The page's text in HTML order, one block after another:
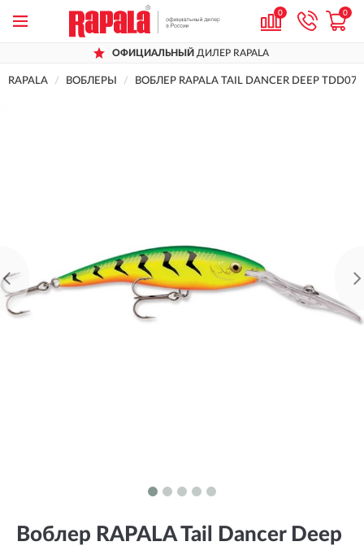
0 0
ОФИЦИАЛЬНЫЙ ДИЛЕР RAPALA
RAPALA ВОБЛЕРЫ ВОБЛЕР RAPALA TAIL DANCER DEEP TDD07-
Воблер RAPALA Tail Dancer Deep